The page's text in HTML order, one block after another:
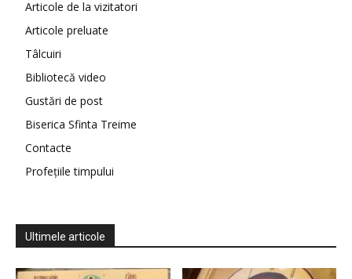
Articole de la vizitatori
Articole preluate
Tâlcuiri
Bibliotecă video
Gustări de post
Biserica Sfinta Treime
Contacte
Profețiile timpului
Ultimele articole